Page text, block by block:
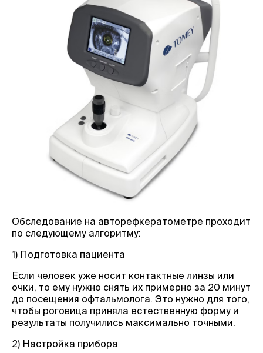
Обследование на авторефкератометре проходит
по следующему алгоритму:
1) Подготовка пациента
Если человек уже носит контактные линзы или
очки, то ему нужно снять их примерно за 20 минут
до посещения офтальмолога. Это нужно для того,
чтобы роговица приняла естественную форму и
результаты получились максимально точными.
2) Настройка прибора